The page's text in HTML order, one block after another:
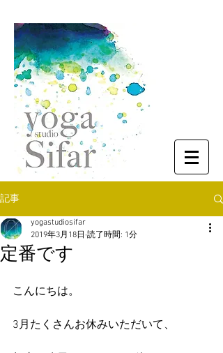
記事
定番です
yogastudiosifar
2019年3月18日 読了時間: 1分
こんにちは。
3月たくさんお休みいただいて、